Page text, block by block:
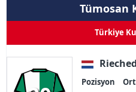
Tümosan
Türkiye
Pozisyon